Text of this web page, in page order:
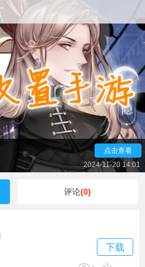
家们整理了一些十分好
品质十分优秀的，有很多
内顶尖水平，值得体验，
游，这是一款剧情十分优
和NPC进行互动，获得更
，快来解开游戏中的重
趣的可以下载下来试试
点击查看
2024-11-20 14:01
评论(0)
下载